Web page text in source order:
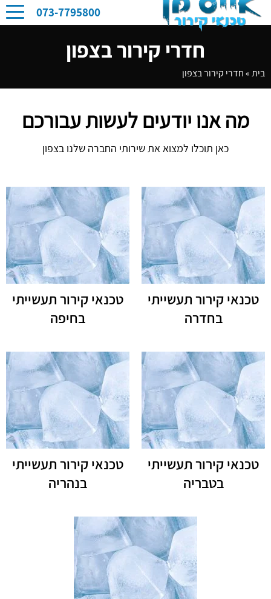
073-7795800
חדרי קירור בצפון
בית»חדרי קירור בצפון
מה אנו יודעים לעשות עבורכם
כאן תוכלו למצוא את שירותי החברה שלנו בצפון
טכנאי קירור תעשייתי
בחדרה
טכנאי קירור תעשייתי
בחיפה
טכנאי קירור תעשייתי
בטבריה
טכנאי קירור תעשייתי
בנהריה